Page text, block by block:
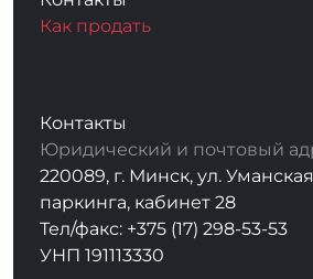
Как продать
Контакты
Юридический и почтовый
220089, г. Минск, ул.
паркинга, кабинет 28
Тел/факс: +375 (17) 298-53-53
УНП 191113330